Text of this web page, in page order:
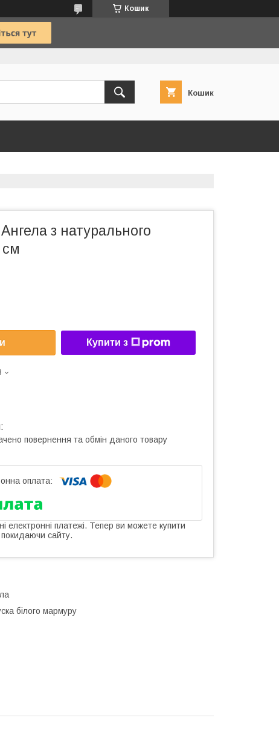
Кошик
Кошик
з натурального
Купити з
повернення та обмін даного товару
електронні платежі. Тепер ви можете купити
сайту.
білого мармуру